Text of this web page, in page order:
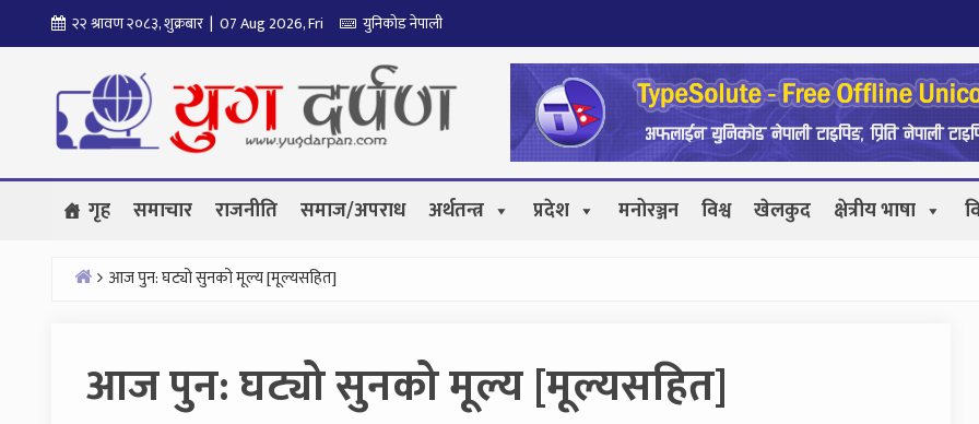
to
२२ श्रावण २०८३, शुक्रबार | 07 Aug 2026, Fri युनिकोड नेपाली
गृह समाचार राजनीति समाज/अपराध अर्थतन्त्र प्रदेश मनोरञ्जन विश्व खेलकुद क्षेत्रीय भाषा
आज पुन: घट्यो सुनको मूल्य [मूल्यसहित]
आज पुन: घट्यो सुनको मूल्य [मूल्यसहित]